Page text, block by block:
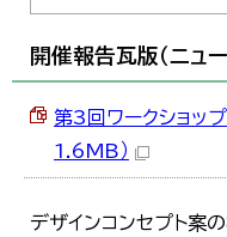
開催報告瓦版（ニュー
第3回ワークショッ
1.6MB）
デザインコンセプト案